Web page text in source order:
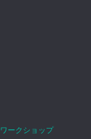
ークショップ